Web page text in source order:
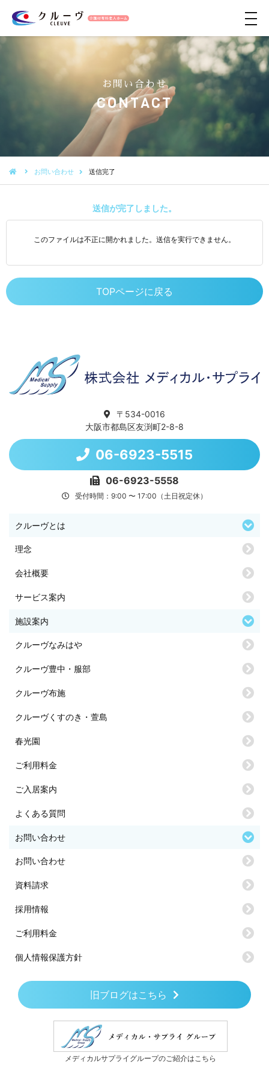
メ
ュ
ー
お問い合わせ
CONTACT
お問い合わせ 送信完了
送信が完了しました。
このファイルは不正に開かれました。送信を実行できません。
TOPページに戻る
〒534-0016
大阪市都島区友渕町2-8-8
06-6923-5515
06-6923-5558
受付時間：9:00 〜 17:00（土日祝定休）
クルーヴとは
理念
会社概要
サービス案内
施設案内
クルーヴなみはや
クルーヴ豊中・服部
クルーヴ布施
クルーヴくすのき・萱島
春光園
ご利用料金
ご入居案内
よくある質問
お問い合わせ
お問い合わせ
資料請求
採用情報
ご利用料金
個人情報保護方針
旧ブログはこちら
メディカルサプライグループのご紹介はこちら